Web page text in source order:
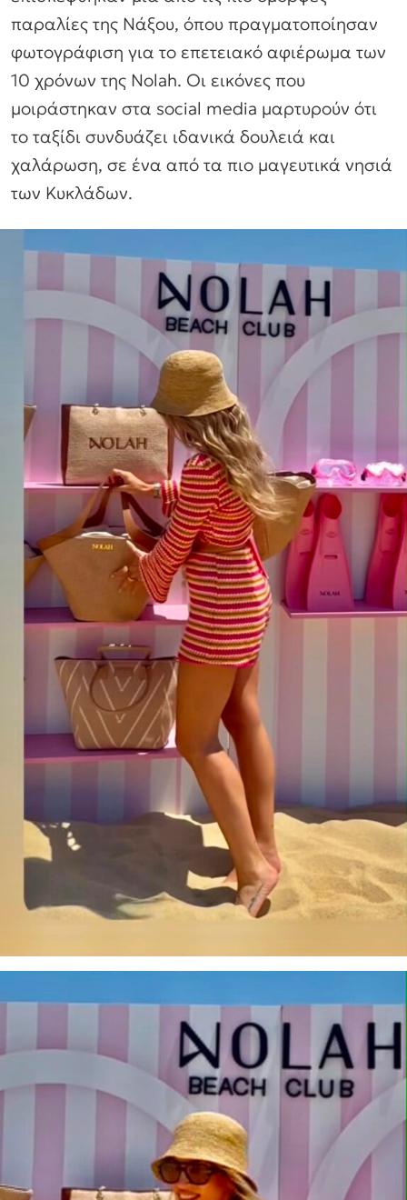
παραλίες της Νάξου, όπου πραγματοποίησαν
φωτογράφιση για το επετειακό αφιέρωμα των
10 χρόνων της Nolah. Οι εικόνες που
μοιράστηκαν στα social media μαρτυρούν ότι
το ταξίδι συνδυάζει ιδανικά δουλειά και
χαλάρωση, σε ένα από τα πιο μαγευτικά νησιά
των Κυκλάδων.